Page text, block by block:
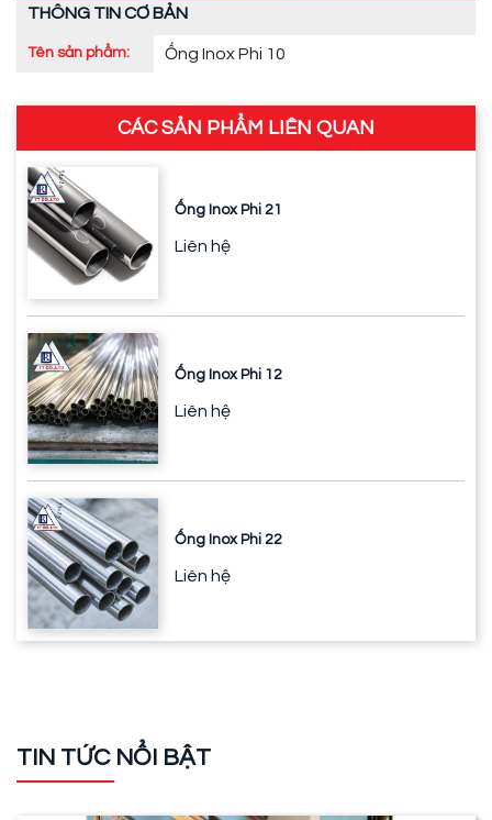
THÔNG TIN CƠ BẢN
Tên sản phẩm: Ống Inox Phi 10
CÁC SẢN PHẨM LIÊN QUAN
Ống Inox Phi 21
Liên hệ
Ống Inox Phi 12
Liên hệ
Ống Inox Phi 22
Liên hệ
TIN TỨC NỔI BẬT